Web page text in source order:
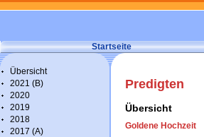
Startseite
Übersicht
2021 (B)
2020
2019
2018
2017 (A)
Predigten
Übersicht
Goldene Hochzeit